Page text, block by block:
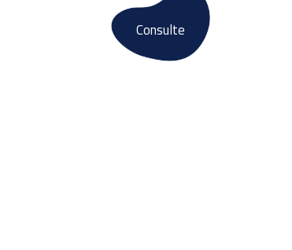
Consulte